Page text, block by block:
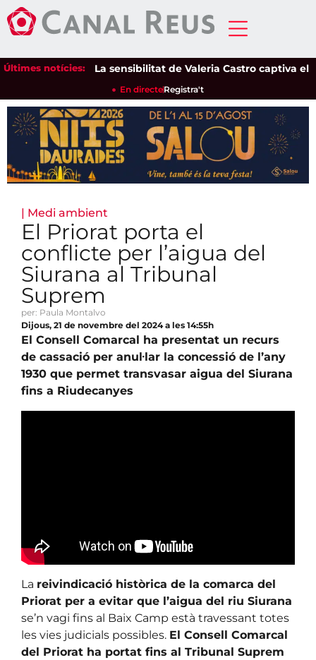
Últimes notícies:La sensibilitat de Valeria Castro captiva el
En directeRegistra't
| Medi ambient
El Priorat porta el
conflicte per l’aigua del
Siurana al Tribunal
Suprem
per: Paula Montalvo
Dijous, 21 de novembre del 2024 a les 14:55h
El Consell Comarcal ha presentat un recurs
de cassació per anul·lar la concessió de l’any
1930 que permet transvasar aigua del Siurana
fins a Riudecanyes
La reivindicació històrica de la comarca del
Priorat per a evitar que l’aigua del riu Siurana
se’n vagi fins al Baix Camp està travessant totes
les vies judicials possibles. El Consell Comarcal
del Priorat ha portat fins al Tribunal Suprem